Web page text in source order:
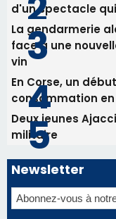
d'un spectacle
La gendarmerie
face à une
vin
En Corse, un
consommation
Deux jeunes
militaire
Newsletter